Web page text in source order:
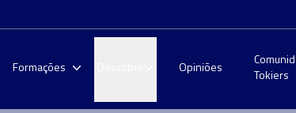
Formações Opiniões
Tokiers